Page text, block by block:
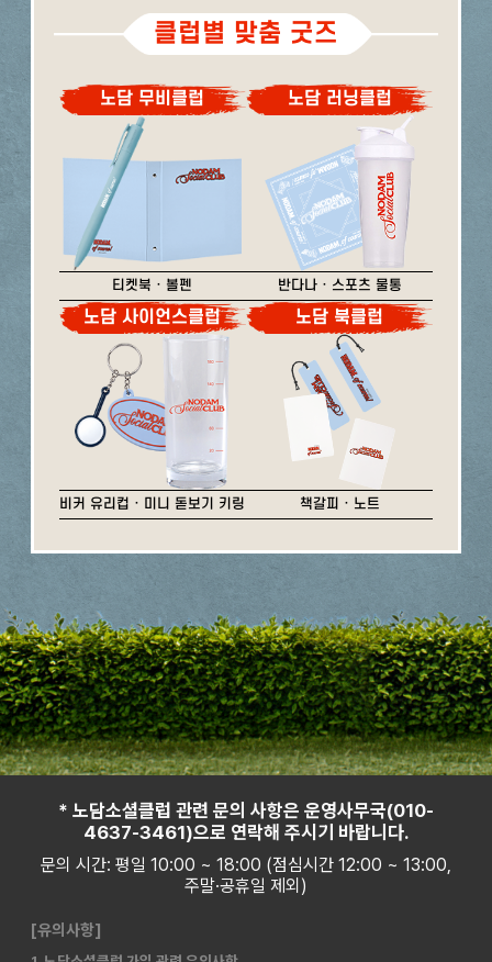
클럽별 맞춤 굿즈
노담 무비클럽
티켓북 · 볼펜
노담 러닝클럽
반다나 · 스포츠 물통
노담 사이언스클럽
비커 유리컵 · 미니 돋보기 키링
노담 북클럽
책갈피 · 노트
* 노담소셜클럽 관련 문의 사항은 운영사무국(010-
4637-3461)으로 연락해 주시기 바랍니다.
문의 시간: 평일 10:00 ~ 18:00 (점심시간 12:00 ~ 13:00,
주말·공휴일 제외)
[유의사항]